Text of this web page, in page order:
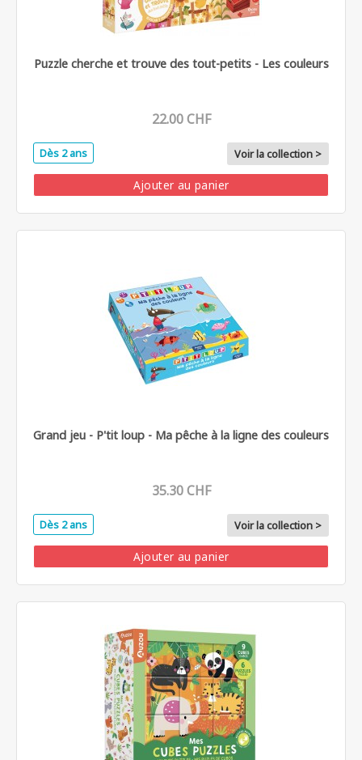
Puzzle cherche et trouve des tout-petits - Les couleurs
22.00 CHF
Dès 2 ans Voir la collection >
Ajouter au panier
Grand jeu - P'tit loup - Ma pêche à la ligne des couleurs
35.30 CHF
Dès 2 ans Voir la collection >
Ajouter au panier